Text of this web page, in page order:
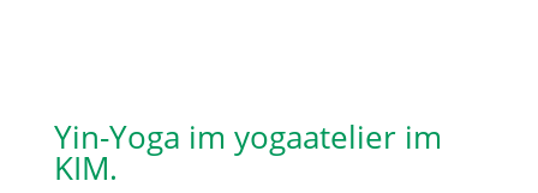
Yin-Yoga im yogaatelier im
KIM.